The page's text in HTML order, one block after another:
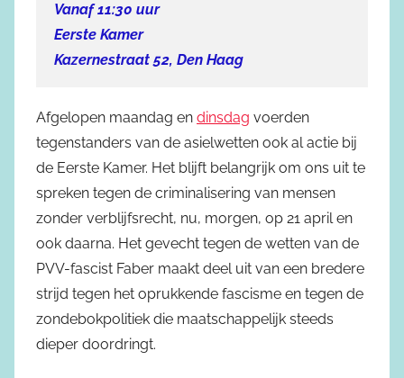
Vanaf 11:30 uur
Eerste Kamer
Kazernestraat 52, Den Haag
Afgelopen maandag en dinsdag voerden
tegenstanders van de asielwetten ook al actie bij
de Eerste Kamer. Het blijft belangrijk om ons uit te
spreken tegen de criminalisering van mensen
zonder verblijfsrecht, nu, morgen, op 21 april en
ook daarna. Het gevecht tegen de wetten van de
PVV-fascist Faber maakt deel uit van een bredere
strijd tegen het oprukkende fascisme en tegen de
zondebokpolitiek die maatschappelijk steeds
dieper doordringt.